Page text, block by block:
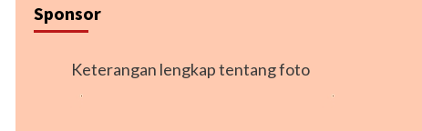
Sponsor
Keterangan lengkap tentang foto